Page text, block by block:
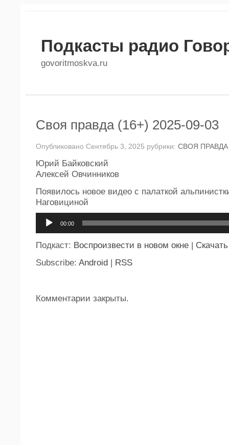
Подкасты радио
govoritmoskva.ru
Своя правда (16+) 2025-09-03
Опубликовано Сентябрь 3, 2025 рубрики: СВОЯ ПРАВДА
Юрий Байковский
Алексей Овчинников
Появилось новое видео с палаткой
Наговициной
00:00
Подкаст: Воспроизвести в новом окне | Скачать
Subscribe: Android | RSS
Комментарии закрыты.